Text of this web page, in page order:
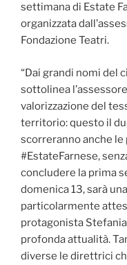
settimana di Estate
organizzata
Fondazione Teatri.
“Dai grandi nomi del
sottolinea
valorizzazione del
territorio: questo il
scorreranno anche
#EstateFarnese,
concludere la prima
domenica 13, sarà
particolarmente
protagonista
profonda attualità.
diverse le direttrici